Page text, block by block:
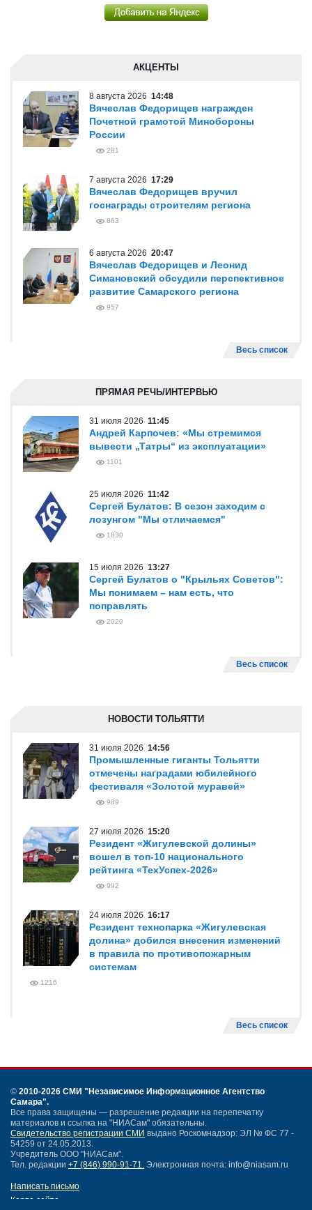
АКЦЕНТЫ
8 августа 2026 14:48
Вячеслав Федорищев награжден
Почетной грамотой Минобороны
России
281
7 августа 2026 17:29
Вячеслав Федорищев вручил
госнаграды строителям региона
863
6 августа 2026 20:47
Вячеслав Федорищев и Леонид
Симановский обсудили перспективное
развитие Самарского региона
957
Весь список
ПРЯМАЯ РЕЧЬ/ИНТЕРВЬЮ
31 июля 2026 11:45
Андрей Карпочев: «Мы стремимся
вывести „Татры“ из эксплуатации»
1101
25 июля 2026 11:42
Сергей Булатов: В сезон заходим с
лозунгом "Мы отличаемся"
1830
15 июля 2026 13:27
Сергей Булатов о "Крыльях Советов":
Мы понимаем – нам есть, что
поправлять
2020
Весь список
НОВОСТИ ТОЛЬЯТТИ
31 июля 2026 14:56
Промышленные гиганты Тольятти
отмечены наградами юбилейного
фестиваля «Золотой муравей»
989
27 июля 2026 15:20
Резидент «Жигулевской долины»
вошел в топ-10 национального
рейтинга «ТехУспех-2026»
992
24 июля 2026 16:17
Резидент технопарка «Жигулевская
долина» добился внесения изменений
в правила по противопожарным
системам
1216
Весь список
© 2010-2026 СМИ "Независимое Информационное Агентство
Самара".
Все права защищены — разрешение редакции на перепечатку
материалов и ссылка на "НИАСам" обязательны.
Свидетельство регистрации СМИ выдано Роскомнадзор: ЭЛ № ФС 77 -
54259 от 24.05.2013.
Учредитель ООО "НИАСам".
Тел. редакции +7 (846) 990-91-71. Электронная почта: info@niasam.ru
Написать письмо
Карта сайта